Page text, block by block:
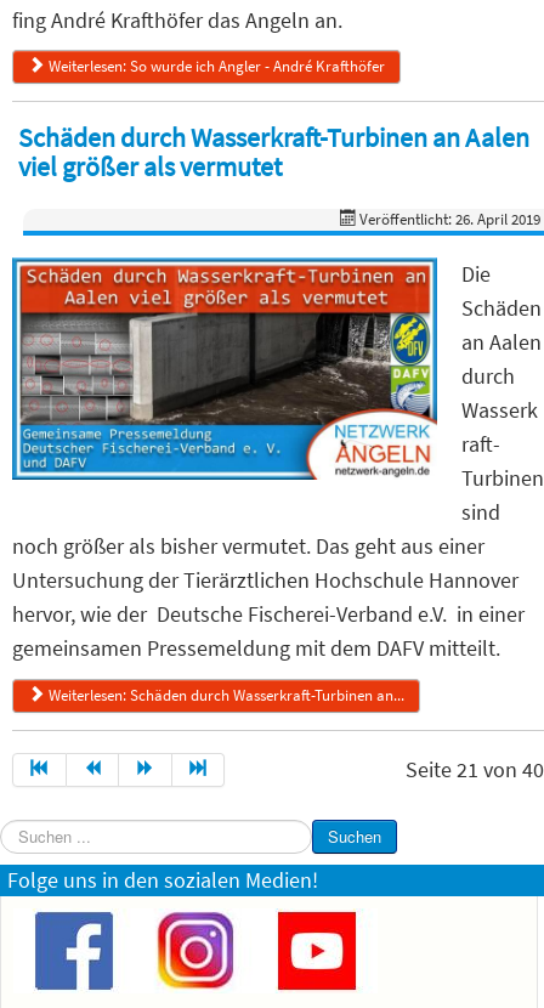
fing André Krafthöfer das Angeln an.
Weiterlesen: So wurde ich Angler - André Krafthöfer
Schäden durch Wasserkraft-Turbinen an Aalen
viel größer als vermutet
Veröffentlicht: 26. April 2019
Die
Schäden
an Aalen
durch
Wasserk
raft-
Turbinen
sind
noch größer als bisher vermutet. Das geht aus einer
Untersuchung der Tierärztlichen Hochschule Hannover
hervor, wie der Deutsche Fischerei-Verband e.V. in einer
gemeinsamen Pressemeldung mit dem DAFV mitteilt.
Weiterlesen: Schäden durch Wasserkraft-Turbinen an...
Seite 21 von 40
Suchen
...
Suchen
Folge uns in den sozialen Medien!